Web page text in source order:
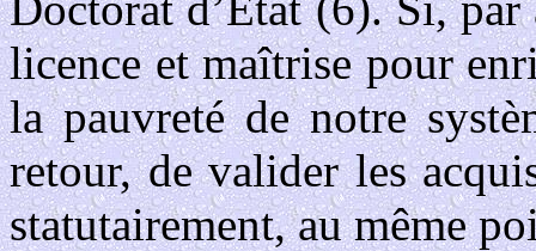
licence et maîtrise pour
la pauvreté de notre
retour, de valider les
statutairement, au même